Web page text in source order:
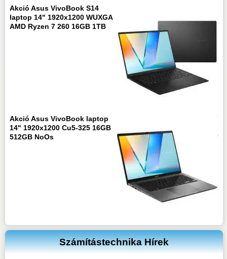
Akció Asus VivoBook S14
laptop 14" 1920x1200 WUXGA
AMD Ryzen 7 260 16GB 1TB
Akció Asus VivoBook laptop
14" 1920x1200 Cu5-325 16GB
512GB NoOs
Számítástechnika Hírek